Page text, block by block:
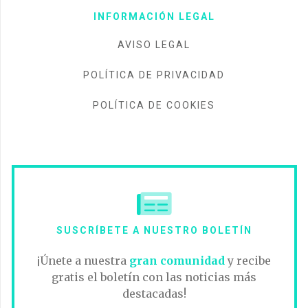
INFORMACIÓN LEGAL
AVISO LEGAL
POLÍTICA DE PRIVACIDAD
POLÍTICA DE COOKIES
SUSCRÍBETE A NUESTRO BOLETÍN
¡Únete a nuestra gran comunidady recibe
gratis el boletín con las noticias más
destacadas!